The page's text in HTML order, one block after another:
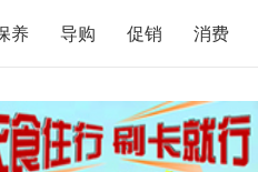
养 导购 促销 消费